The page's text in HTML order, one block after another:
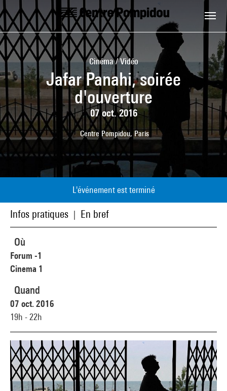
Aller au contenu principal
Centre Pompidou
Cinéma / Vidéo
Jafar Panahi, soirée
d'ouverture
07 oct. 2016
Centre Pompidou, Paris
L'événement est terminé
Infos pratiques En bref
Où
Forum -1
Cinema 1
Quand
07 oct. 2016
19h - 22h